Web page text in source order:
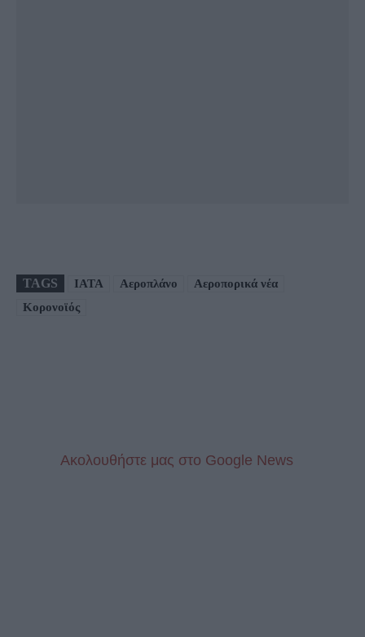
TAGS IATA Αεροπλάνο
Αεροπορικά νέα
Κορονοϊός
Aκολουθήστε μας στo Google News